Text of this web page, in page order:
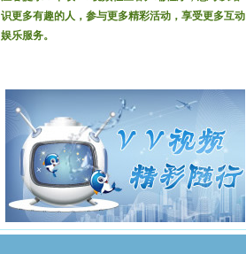
识更多有趣的人，参与更多精彩活动，享受更多互动
娱乐服务。